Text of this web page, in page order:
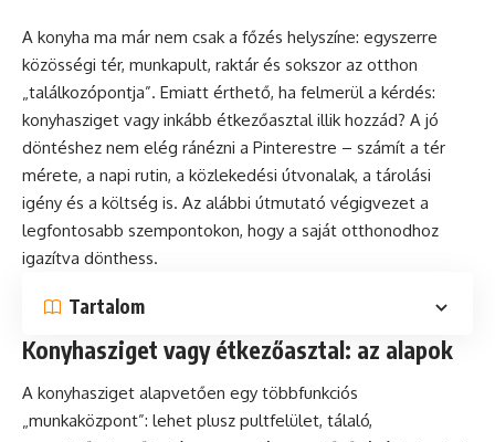
A konyha ma már nem csak a főzés helyszíne: egyszerre
közösségi tér, munkapult, raktár és sokszor az otthon
„találkozópontja”. Emiatt érthető, ha felmerül a kérdés:
konyhasziget vagy inkább étkezőasztal illik hozzád? A jó
döntéshez nem elég ránézni a Pinterestre – számít a tér
mérete, a napi rutin, a közlekedési útvonalak, a tárolási
igény és a költség is. Az alábbi útmutató végigvezet a
legfontosabb szempontokon, hogy a saját otthonodhoz
igazítva dönthess.
Tartalom
Konyhasziget vagy étkezőasztal: az alapok
A konyhasziget alapvetően egy többfunkciós
„munkaközpont”: lehet plusz pultfelület, tálaló,